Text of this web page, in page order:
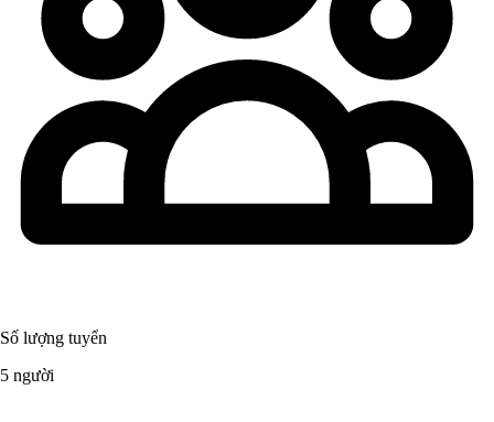
Số lượng tuyển
5 người